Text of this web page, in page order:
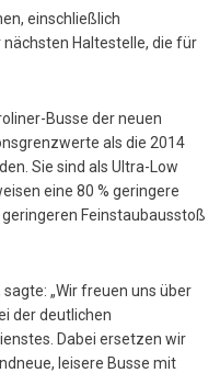
einschließlich
Haltestelle, die für
Busse der neuen
als die 2014
Sie sind als Ultra-Low
eine 80 % geringere
Feinstaubausstoß
„Wir freuen uns über
der deutlichen
Dabei ersetzen wir
leisere Busse mit